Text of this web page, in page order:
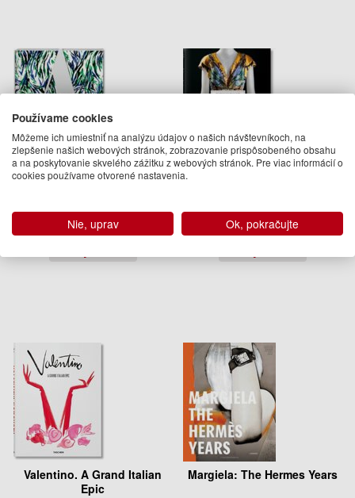
Fashion Designers A-Z Stella
Valerie Steele, Suzy Menkes
600.00 €
Suzy Menkes
84.95 €
Valentino. A Grand Italian
Epic
Margiela: The Hermes Years
Používame cookies
Môžeme ich umiestniť na analýzu údajov o našich návštevníkoch, na
zlepšenie našich webových stránok, zobrazovanie prispôsobeného obsahu
a na poskytovanie skvelého zážitku z webových stránok. Pre viac informácií o
cookies používame otvorené nastavenia.
Nie, uprav Ok, pokračujte